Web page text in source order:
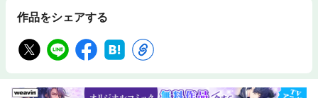
作品をシェアする